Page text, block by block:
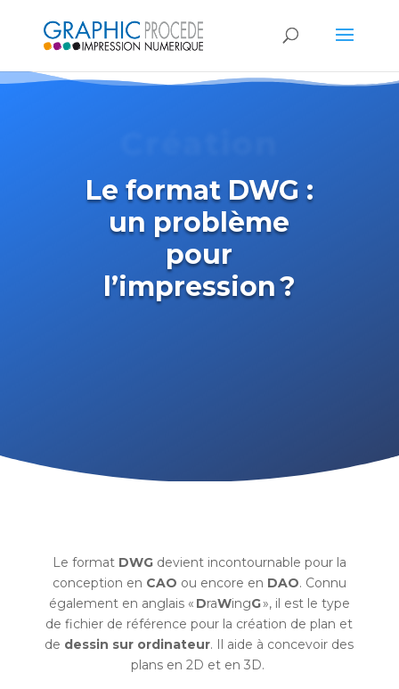
Le format DWG :
un problème
pour
l’impression ?
Le formatDWG devient incontournable pour la
conception en CAO ou encore en DAO. Connu
également en anglais « DraWingG», il est le type
de fichier de référence pour la création de plan et
de dessin sur ordinateur. Il aide à concevoir des
plans en 2D et en 3D.